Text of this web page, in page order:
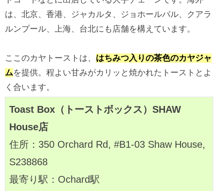
は、北京、香港、ジャカルタ、ジョホールバル、クアラ
ルンプール、上海、台北にも店舗を構えています。
ここのカヤトーストは、 はちみつ入りの茶色のカヤジャ
ムを提供。程よい甘みがカリッと焼かれたトーストとよ
く合います。
Toast Box（トーストボックス）SHAW
House店
住所：350 Orchard Rd, #B1-03 Shaw House,
S238868
最寄り駅：Ochard駅